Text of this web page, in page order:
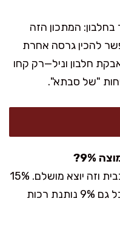
המתכון הזה
להכין גרסה אחרת
חלבון וניל—רק קחו
"של סבתא".
כן. אני עושה את זה לא מעט בבית וזה יוצא מושלם. 15%
ייתן מרקם קצת יותר עשיר, אבל גם 9% נותנת רכות